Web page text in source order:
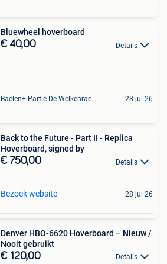
Bluewheel hoverboard
€ 40,00 Details
Baelen+ Partie De Welkenraedt 28 jul 26
Back to the Future - Part II - Replica
Hoverboard, signed by
€ 750,00 Details
Bezoek website 28 jul 26
Denver HBO-6620 Hoverboard – Nieuw /
Nooit gebruikt
€ 120,00 Details